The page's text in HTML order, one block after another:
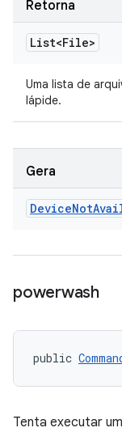
Retorna
List<File>
Uma lista de
lápide.
Gera
DeviceNot
powerwash
public
Tenta executar